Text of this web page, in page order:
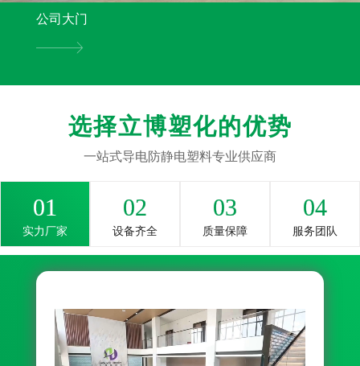
公司大门
选择立博塑化的优势
一站式导电防静电塑料专业供应商
01
实力厂家
02
设备齐全
03
质量保障
04
服务团队